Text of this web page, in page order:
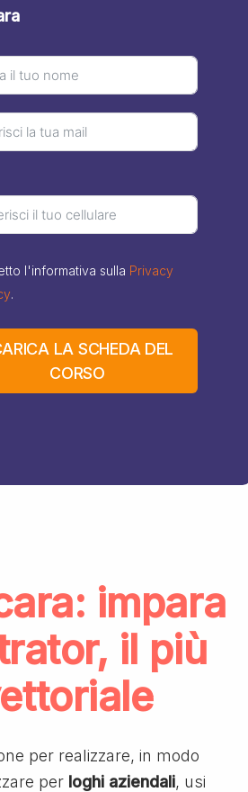
l'informativa sulla Privacy
.
LA SCHEDA DEL
CORSO
impara
il più
per realizzare, in modo
per loghi aziendali, usi